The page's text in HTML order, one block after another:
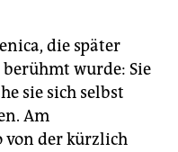
die später
wurde: Sie
sie sich selbst
Am
von der kürzlich